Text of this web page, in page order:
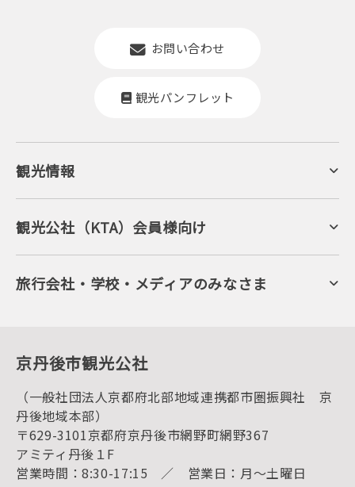
お問い合わせ
観光パンフレット
観光情報
京丹後について
ジオパークの絶景
キャンプ・グランピング
自然景観
旬の食
フルーツ
美術館・資料館
観光
海水浴
キャンプ
お宿探し
宿泊・日帰り予約（空室検索）
予約照会・予約キャンセル
宿泊施設一覧（お宿比較ページ）
アクセス
お知らせ
イベント情報
観光公社（KTA）会員様向け
KTA会員コミュニティ
会員向けサービス
KTAニュースレター
会員加入・会員情報（会員規程）
旅行会社・学校・メディアのみなさま
プレスリリース
京丹後市観光公社
（一般社団法人京都府北部地域連携都市圏振興社 京
丹後地域本部）
〒629-3101京都府京丹後市網野町網野367
アミティ丹後１F
営業時間：8:30-17:15 ／ 営業日：月～土曜日